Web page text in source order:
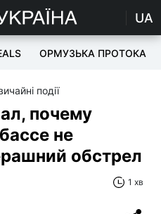
UA
ОРМУЗЬКА ПРОТОКА
події
почему
не
обстрел
1 хв